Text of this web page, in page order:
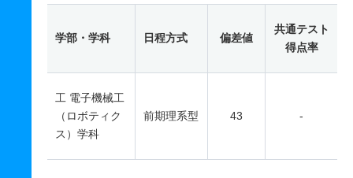
学部・学科 日程方式 偏差値
共通テスト
得点率
工 電子機械工
（ロボティク
ス）学科
前期理系型 43 -